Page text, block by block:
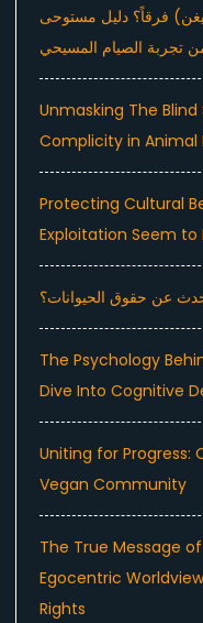
فرقاً؟ دليل مستوحى
تجربة الصيام المسيحي
Unmasking The
Complicity in Animal
Protecting Cultural
Exploitation Seem to
عن حقوق الحيوانات؟
The Psychology
Dive Into Cognitive
Uniting for Progress:
Vegan Community
The True Message
Egocentric
Rights